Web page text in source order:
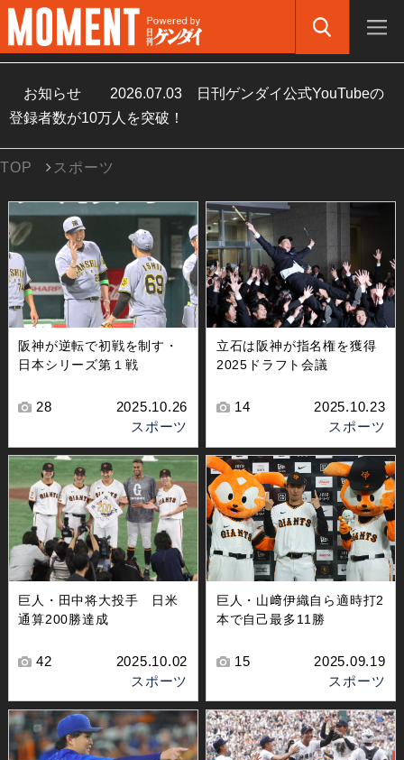
お知らせ 2026.07.03
日刊ゲンダイ公式YouTubeの
登録者数が10万人を突破！
TOP スポーツ
阪神が逆転で初戦を制す・
日本シリーズ第１戦
28
2025.10.26
スポーツ
立石は阪神が指名権を獲得
2025ドラフト会議
14
2025.10.23
スポーツ
巨人・田中将大投手 日米
通算200勝達成
42
2025.10.02
スポーツ
巨人・山﨑伊織自ら適時打2
本で自己最多11勝
15
2025.09.19
スポーツ